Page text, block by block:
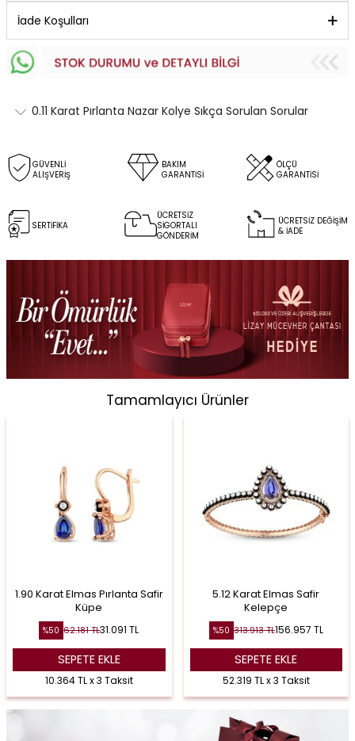
İade Koşulları
0.11 Karat Pırlanta Nazar Kolye Sıkça Sorulan Sorular
GÜVENLİ
ALIŞVERİŞ
BAKIM
GARANTİSİ
ÖLÇÜ
GARANTİSİ
SERTİFİKA
ÜCRETSİZ
SİGORTALI
GÖNDERİM
ÜCRETSİZ DEĞİŞİM
& İADE
Tamamlayıcı Ürünler
1.90 Karat Elmas Pırlanta Safir
Küpe
%50 62.181TL31.091 TL
SEPETE EKLE
10.364 TL x 3 Taksit
5.12 Karat Elmas Safir
Kelepçe
%50 313.913TL156.957 TL
SEPETE EKLE
52.319 TL x 3 Taksit